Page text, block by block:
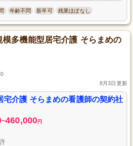
年齢不問 新卒可 残業ほぼなし
模多機能型居宅介護 そらまめの
8月3日更新
宅介護 そらまめの看護師の契約社
~460,000円